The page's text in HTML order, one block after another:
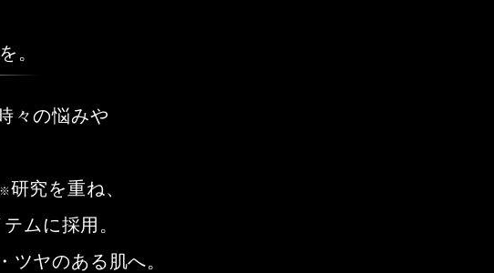
。
々の悩みや
※研究を重ね、
ムに採用。
ツヤのある肌へ。